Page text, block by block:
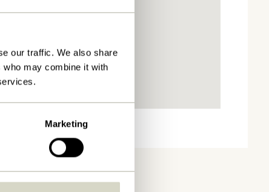
our traffic. We also share
may combine it with
Marketing